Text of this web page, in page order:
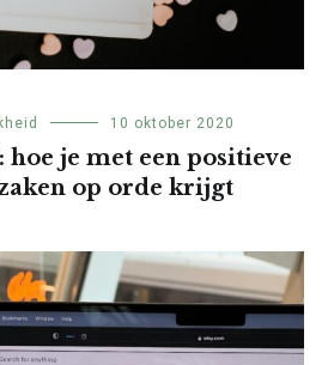
10 oktober 2020
je met een positieve
op orde krijgt